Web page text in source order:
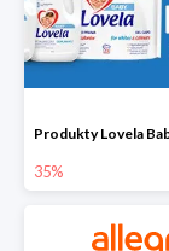
35%